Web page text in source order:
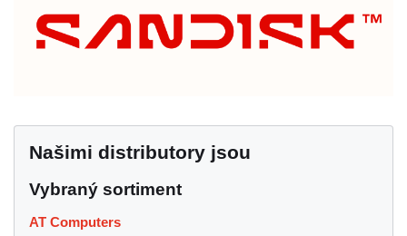
Našimi distributory jsou
Vybraný sortiment
AT Computers